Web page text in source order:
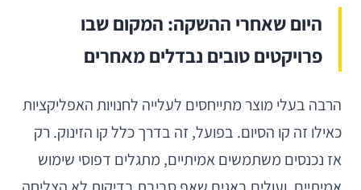
היום שאחרי ההשקה: המקום שבו
פרויקטים טובים נבדלים מאחרים
הרבה בעלי מוצר מתייחסים לעלייה לחנויות האפליקציות
כאילו זה קו הסיום. בפועל, זה בדרך כלל קו הזינוק. רק
אז נכנסים משתמשים אמיתיים, מתגלים דפוסי שימוש